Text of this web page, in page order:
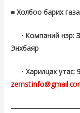
■ Холбоо барих
・Компаний нэр:
Энхбаяр
・Харилцах